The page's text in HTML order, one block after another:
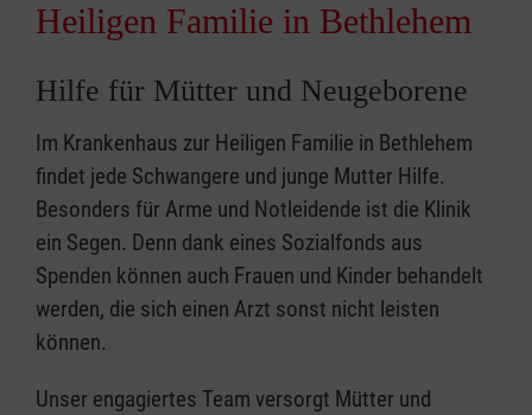
Heiligen Familie in Bethlehem
Hilfe für Mütter und Neugeborene
Im Krankenhaus zur Heiligen Familie in Bethlehem
findet jede Schwangere und junge Mutter Hilfe.
Besonders für Arme und Notleidende ist die Klinik
ein Segen. Denn dank eines Sozialfonds aus
Spenden können auch Frauen und Kinder behandelt
werden, die sich einen Arzt sonst nicht leisten
können.
Unser engagiertes Team versorgt Mütter und